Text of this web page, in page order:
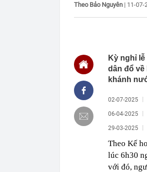
Theo Bảo Nguyên | 11-07-
Kỳ nghỉ
dân đổ về
khánh
02-07-2025
06-04-2025
29-03-2025
Theo Kế
lúc 6h30
với đó,